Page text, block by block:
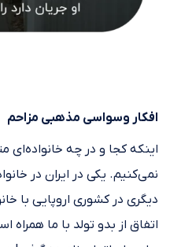
افکار وسواسی مذهبی مزاحم
اینکه کجا و در چه خانواده‌ای
نمی‌کنیم. یکی در ایران در
دیگری در کشوری اروپایی با
اتفاق از بدو تولد با ما همراه